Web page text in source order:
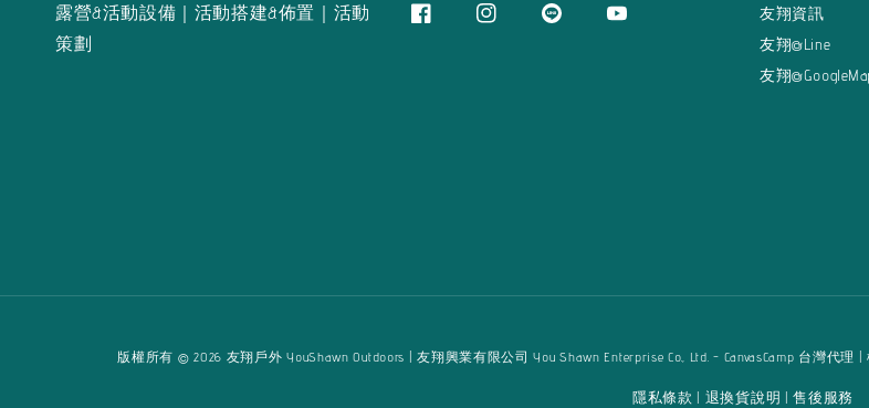
露營&活動設備｜活動搭建&佈置｜活動
策劃
友翔資訊
友翔@Line
友翔
版權所有 © 2026 友翔戶外 YouShawn Outdoors | 友翔興業有限公司 You Shawn Enterprise Co., Ltd. - CanvasCamp 台灣代理
隱私條款 退換貨說明 |售後服務